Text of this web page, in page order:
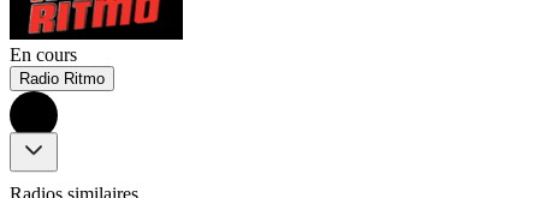
En cours
Radio Ritmo
Radios similaires